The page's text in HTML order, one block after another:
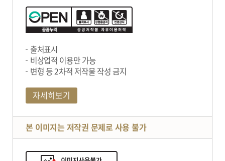
출처표시
비상업적 이용만 가능
변형 등 2차적 저작물 작성 금지
자세히보기
본 이미지는 저작권 문제로 사용 불가